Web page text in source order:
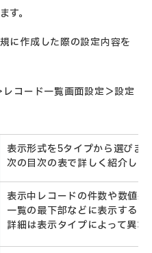
す。
に作成した際の設定内容を
コード一覧画面設定＞設定
表示形式を5タイプから選びま
次の目次の表で詳しく紹介しま
表示中レコードの件数や数値系
一覧の最下部などに表示するか
詳細は表示タイプによって異な